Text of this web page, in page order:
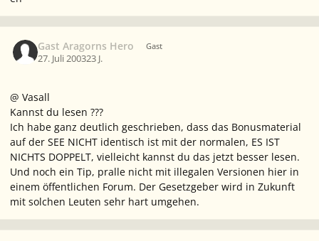
Gast Aragorns Hero Gast
27. Juli 200323 J.
@ Vasall
Kannst du lesen ???
Ich habe ganz deutlich geschrieben, dass das Bonusmaterial
auf der SEE NICHT identisch ist mit der normalen, ES IST
NICHTS DOPPELT, vielleicht kannst du das jetzt besser lesen.
Und noch ein Tip, pralle nicht mit illegalen Versionen hier in
einem öffentlichen Forum. Der Gesetzgeber wird in Zukunft
mit solchen Leuten sehr hart umgehen.